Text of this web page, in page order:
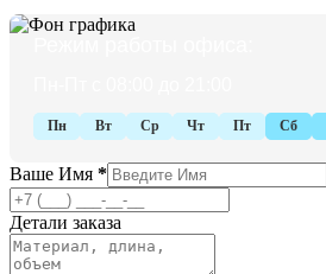
Ваше Имя *
Детали заказа
Пн Вт Ср Чт Пт Сб